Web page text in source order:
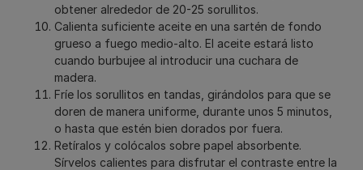
obtener alrededor de 20-25 sorullitos.
Calienta suficiente aceite en una sartén de fondo
grueso a fuego medio-alto. El aceite estará listo
cuando burbujee al introducir una cuchara de
madera.
Fríe los sorullitos en tandas, girándolos para que se
doren de manera uniforme, durante unos 5 minutos,
o hasta que estén bien dorados por fuera.
Retíralos y colócalos sobre papel absorbente.
Sírvelos calientes para disfrutar el contraste entre la